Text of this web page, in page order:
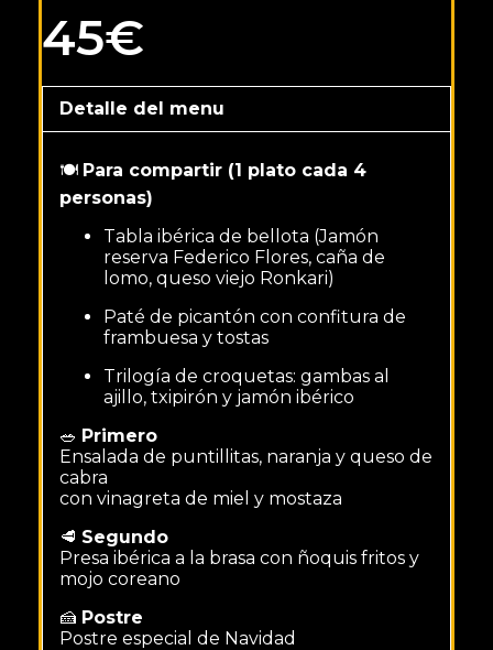
45€
Detalle del menu
🍽️ Para compartir (1 plato cada 4
personas)
Tabla ibérica de bellota (Jamón
reserva Federico Flores, caña de
lomo, queso viejo Ronkari)
Paté de picantón con confitura de
frambuesa y tostas
Trilogía de croquetas: gambas al
ajillo, txipirón y jamón ibérico
🥗 Primero
Ensalada de puntillitas, naranja y queso de
cabra
con vinagreta de miel y mostaza
🥩 Segundo
Presa ibérica a la brasa con ñoquis fritos y
mojo coreano
🍰 Postre
Postre especial de Navidad